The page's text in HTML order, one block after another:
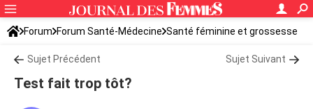
Forum Forum Santé-Médecine Santé féminine et grossesse
Sujet Précédent Sujet Suivant
Test fait trop tôt?